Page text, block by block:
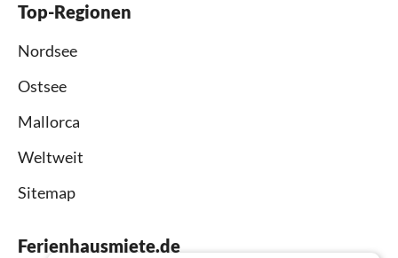
Top-Regionen
Nordsee
Ostsee
Mallorca
Weltweit
Sitemap
Ferienhausmiete.de